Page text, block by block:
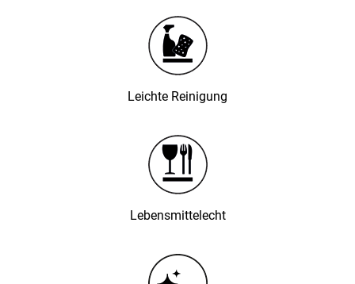
Leichte Reinigung
Lebensmittelecht